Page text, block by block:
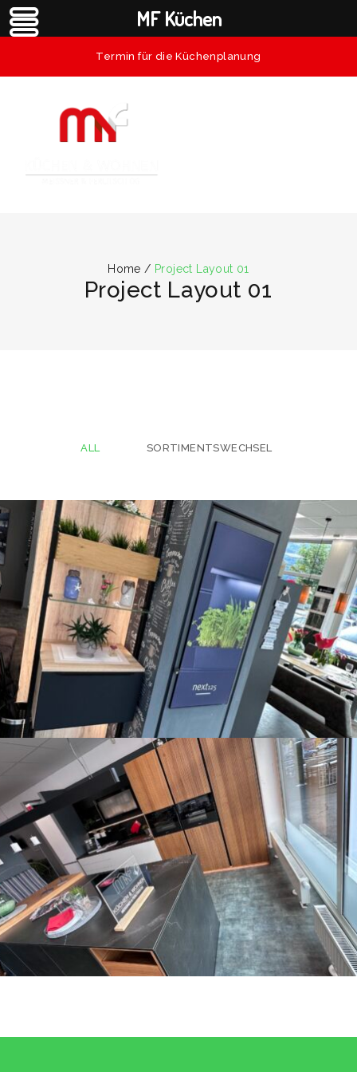
Termin für die Küchenplanung
Home/ Project Layout 01
Project Layout 01
ALL SORTIMENTSWECHSEL
Gaderobe
SORTIMENTSWECHSEL
Küche 2
SORTIMENTSWECHSEL
MF Küchen